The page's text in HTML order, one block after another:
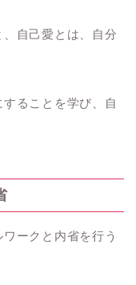
自己愛とは、自分
ることを学び、自
ークと内省を行う